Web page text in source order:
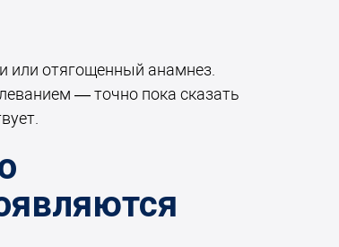
или отягощенный анамнез.
— точно пока сказать